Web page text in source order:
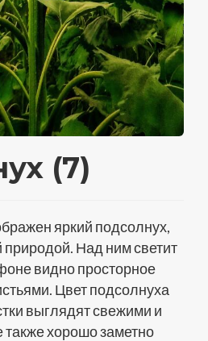
(7)
яркий подсолнух,
Над ним светит
видно просторное
Цвет подсолнуха
выглядят свежими и
хорошо заметно